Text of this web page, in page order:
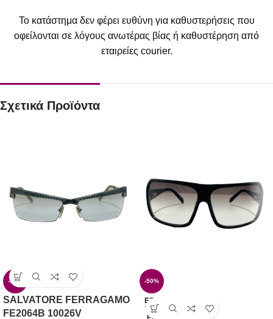
Το κατάστημα δεν φέρει ευθύνη για καθυστερήσεις που
οφείλονται σε λόγους ανωτέρας βίας ή καθυστέρηση από
εταιρείες courier.
Σχετικά Προϊόντα
-50%
SALVATORE FERRAGAMO
FE2064B 10026V
-50%
ΕΞΑΝ
ΤΛΗΜ